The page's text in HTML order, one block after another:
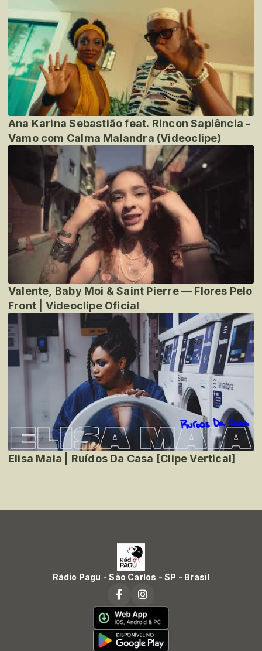
Ana Karina Sebastião feat. Rincon Sapiência -
Vamo com Calma Malandra (Videoclipe)
Valente, Baby Moi & Saint Pierre — Flores Pelo
Front | Videoclipe Oficial
Elisa Maia | Ruídos Da Casa [Clipe Vertical]
Rádio Pagu - São Carlos - SP - Brasil